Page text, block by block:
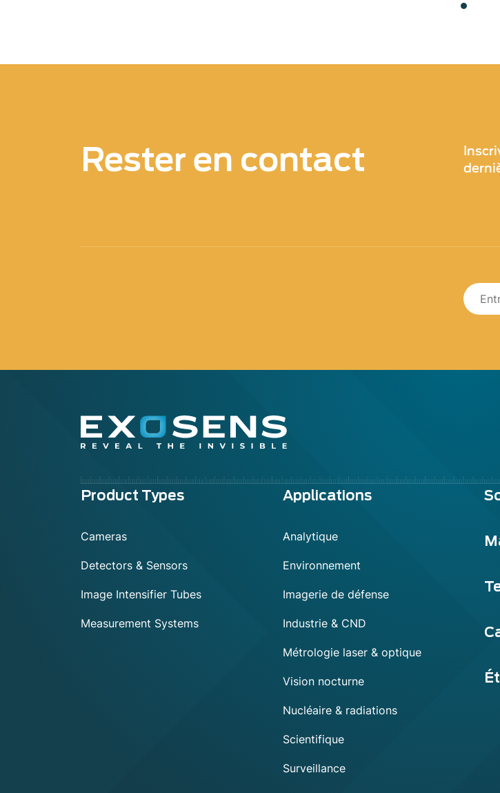
Rester en contact
Menu
Product Types
Cameras
Detectors & Sensors
Image Intensifier Tubes
Measurement Systems
Applications
Analytique
Environnement
Imagerie de défense
Industrie & CND
Métrologie laser & optique
Vision nocturne
Nucléaire & radiations
Scientifique
Surveillance